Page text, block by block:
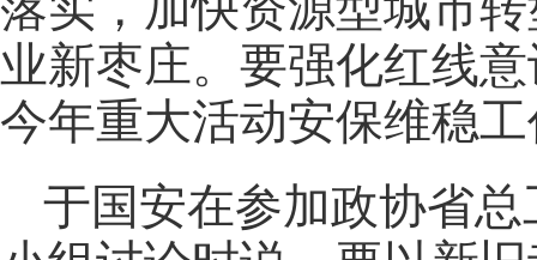
业新枣庄。要强化红线
今年重大活动安保维稳
于国安在参加政协省